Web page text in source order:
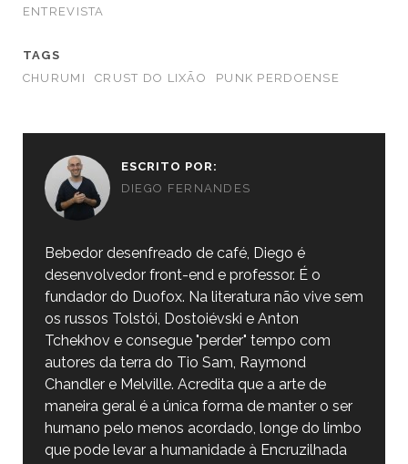
ENTREVISTA
TAGS
CHURUMI
CRUST DO LIXÃO PUNK PERDOENSE
ESCRITO POR:
DIEGO FERNANDES
Bebedor desenfreado de café, Diego é
desenvolvedor front-end e professor. É o
fundador do Duofox. Na literatura não vive sem
os russos Tolstói, Dostoiévski e Anton
Tchekhov e consegue "perder" tempo com
autores da terra do Tio Sam, Raymond
Chandler e Melville. Acredita que a arte de
maneira geral é a única forma de manter o ser
humano pelo menos acordado, longe do limbo
que pode levar a humanidade à Encruzilhada